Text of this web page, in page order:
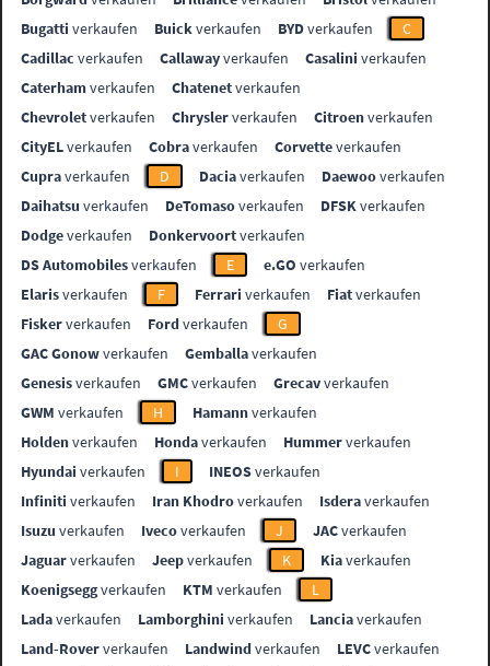
Bugatti verkaufen Buickverkaufen BYDverkaufen
C
Cadillac verkaufen Callawayverkaufen Casalini verkaufen
Caterhamverkaufen Chatenetverkaufen
Chevroletverkaufen Chryslerverkaufen Citroenverkaufen
CityELverkaufen Cobraverkaufen Corvetteverkaufen
Cupraverkaufen D Daciaverkaufen Daewooverkaufen
Daihatsu verkaufen DeTomasoverkaufen DFSKverkaufen
Dodgeverkaufen Donkervoortverkaufen
DS Automobilesverkaufen E e.GO verkaufen
Elarisverkaufen F Ferrari verkaufen Fiatverkaufen
Fiskerverkaufen Fordverkaufen
G
GAC Gonowverkaufen Gemballaverkaufen
Genesisverkaufen GMCverkaufen Grecavverkaufen
GWM verkaufen H Hamannverkaufen
Holdenverkaufen Hondaverkaufen Hummerverkaufen
Hyundai verkaufen I INEOSverkaufen
Infiniti verkaufen Iran Khodroverkaufen Isderaverkaufen
Isuzu verkaufen Ivecoverkaufen J JACverkaufen
Jaguarverkaufen Jeepverkaufen K Kiaverkaufen
Koenigseggverkaufen KTM verkaufen
L
Ladaverkaufen Lamborghini verkaufen Lanciaverkaufen
Land-Roververkaufen Landwindverkaufen LEVCverkaufen